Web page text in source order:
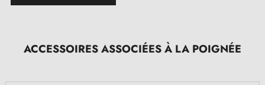
ACCESSOIRES ASSOCIÉES À LA POIGNÉE